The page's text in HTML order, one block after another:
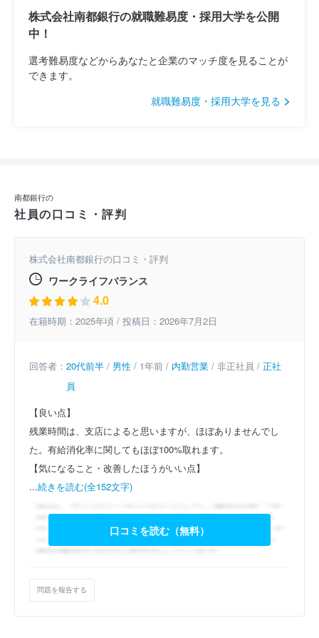
株式会社南都銀行の就職難易度・採用大学を公開
中！
選考難易度などからあなたと企業のマッチ度を見ることが
できます。
就職難易度・採用大学を見る
南都銀行の
社員の口コミ・評判
株式会社南都銀行の口コミ・評判
ワークライフバランス
4.0
在籍時期：2025年頃 / 投稿日：2026年7月2日
回答者： 20代前半 / 男性 / 1年前 / 内勤営業 / 非正社員 / 正社
員
【良い点】
残業時間は、支店によると思いますが、ほぼありませんでし
た。有給消化率に関してもほぼ100%取れます。
【気になること・改善したほうがいい点】
...続きを読む(全152文字)
口コミを読む（無料）
問題を報告する